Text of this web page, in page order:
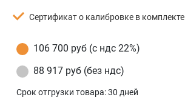
Сертификат о калибровке в комплекте
106 700 руб (с ндс 22%)
88 917 руб (без ндс)
Срок отгрузки товара:30 дней